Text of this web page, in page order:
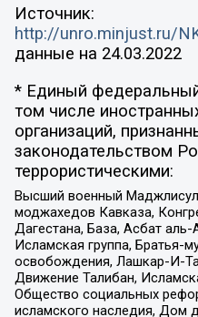
Источник:
http://unro.minjust.ru/
данные на 24.03.2022
* Единый
том числе
организаций,
законодательством
террористическими:
Высший военный
моджахедов Кавказа,
Дагестана, База, Асбат
Исламская группа, Братья-
освобождения, Лашкар-И-
Движение Талибан,
Общество социальных
исламского наследия, Дом